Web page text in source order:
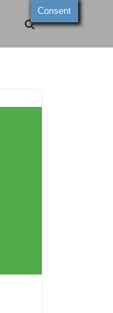
Consent